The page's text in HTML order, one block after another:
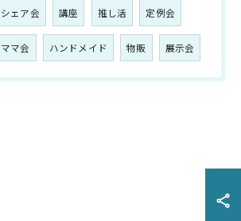
シェア会 講座 推し活 定例会
ママ会 ハンドメイド 物販 展示会